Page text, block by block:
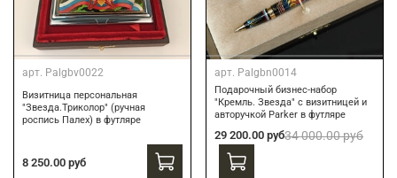
арт. Palgbv0022
Визитница персональная
"Звезда.Триколор" (ручная
роспись Палех) в футляре
8 250.00 руб
арт. Palgbn0014
Подарочный бизнес-набор
"Кремль. Звезда" с визитницей и
авторучкой Parker в футляре
29 200.00 руб34 000.00 руб